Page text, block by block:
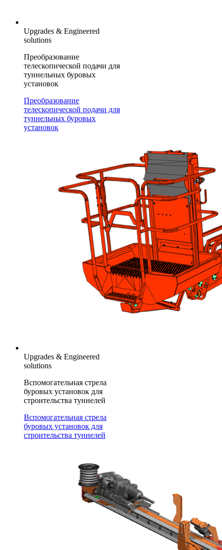
Upgrades & Engineered
solutions
Преобразование
телескопической подачи для
туннельных буровых
установок
Преобразование
телескопической подачи для
туннельных буровых
установок
Upgrades & Engineered
solutions
Вспомогательная стрела
буровых установок для
строительства туннелей
Вспомогательная стрела
буровых установок для
строительства туннелей